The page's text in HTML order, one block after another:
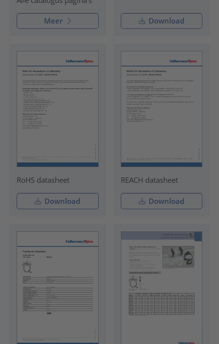
Meer Download
RoHS datasheet
Download
REACH datasheet
Download